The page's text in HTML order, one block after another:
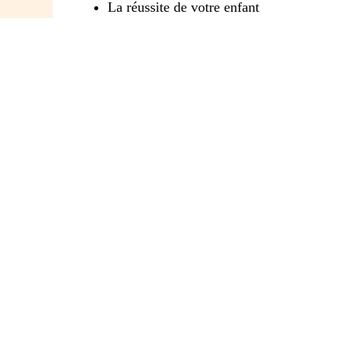
La réussite de votre enfant